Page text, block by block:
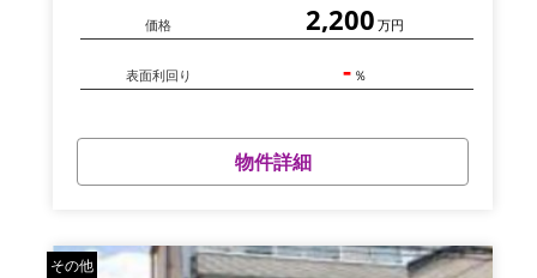
価格 2,200 万円
表面利回り - ％
物件詳細
その他